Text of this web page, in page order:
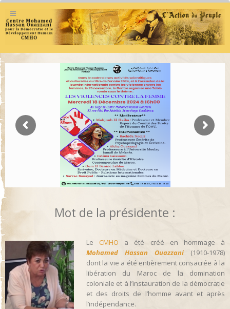
Mot de la présidente :
Le CMHO a été créé en hommage à
Mohamed Hassan Ouazzani (1910-1978)
dont la vie a été entièrement consacrée à la
libération du Maroc de la domination
coloniale et à l’instauration de la démocratie
et des droits de l’homme avant et après
l’indépendance.